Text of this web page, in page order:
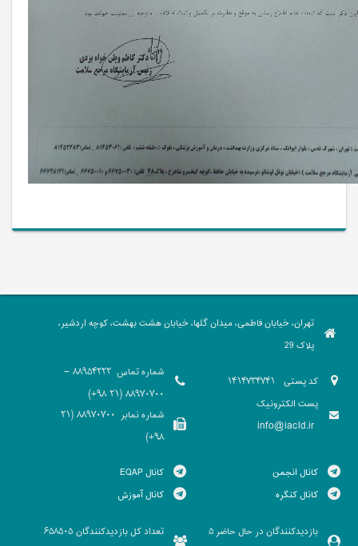
تهران، خیابان فاطمی، میدان گلها، خیابان هشت بهشت، کوچه اردشیر،
پلاک 29
کد پستی
پست الکترونیک
info@iacld.ir
شماره تماس
88954222 -
88970700 (21 98+)
شماره نمابر
88970700 (21
98+)
کانال انجمن
کانال کنگره
کانال EQAP
کانال آموزش
بازدیدکنندگان در حال حاضر 5 تعداد کل بازدیدکنندگان 658505